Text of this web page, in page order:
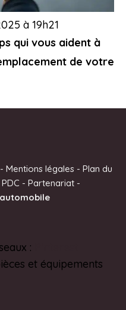
qui vous aident à
de votre
à 19h21
- Mentions légales - Plan du
PDC - Partenariat -
:
et équipements